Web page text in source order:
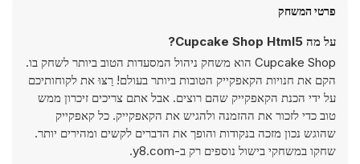
פרטי המשחק
על מה Cupcake Shop Html5?
Cupcake Shop הוא משחק ניהול המסעדות הטוב ביותר לשחק בו.
הקם את חנויות הקאפקייק הטובות ביותר בעולם! רַצּוּ את לקוחותיכם
על ידי הכנת הקאפקייק שהם רוצים. אבל אתם צריכים זיכרון ממש
טוב כדי לזכור את ההזמנה ולהגיש את הקאפקייק. כל קאפקייק
שהוגש נכון מזכה בנקודות והופך את הדברים לקשים ומהירים יותר.
שחקו במשחקי בישול נוספים רק ב-y8.com.